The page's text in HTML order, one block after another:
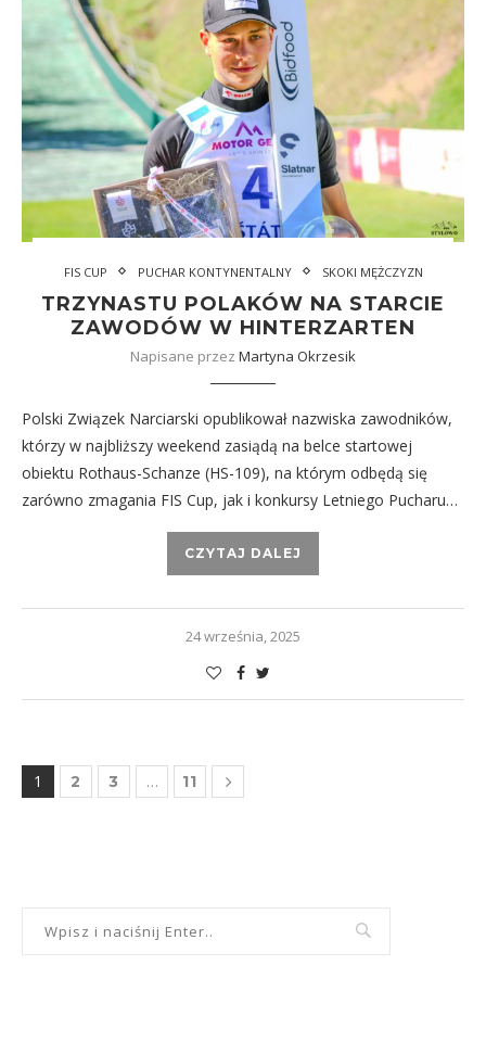
FIS CUP PUCHAR KONTYNENTALNY SKOKI MĘŻCZYZN
TRZYNASTU POLAKÓW NA STARCIE
ZAWODÓW W HINTERZARTEN
Napisane przez Martyna Okrzesik
Polski Związek Narciarski opublikował nazwiska zawodników,
którzy w najbliższy weekend zasiądą na belce startowej
obiektu Rothaus-Schanze (HS-109), na którym odbędą się
zarówno zmagania FIS Cup, jak i konkursy Letniego Pucharu…
CZYTAJ DALEJ
24 września, 2025
1 2 3 … 11